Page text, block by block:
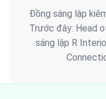
Đồng sáng lập
Trước đây: Head
sáng lập R